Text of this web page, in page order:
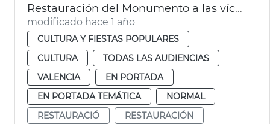
Restauración del Monumento a las víctimas de las riadas
modificado hace 1 año
CULTURA Y FIESTAS POPULARES
CULTURA
TODAS LAS AUDIENCIAS
VALENCIA
EN PORTADA
EN PORTADA TEMÁTICA
NORMAL
RESTAURACIÓ
RESTAURACIÓN